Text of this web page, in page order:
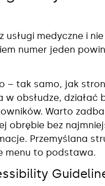
medyczne i
numer jeden
– tak samo, jak
obsłudze, działać
Warto
obrębie bez
Przemyślana
menu to podstawa.